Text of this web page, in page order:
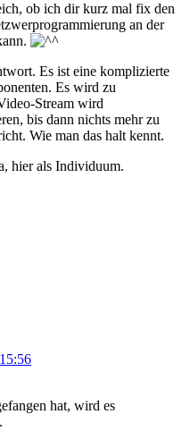
ob ich dir kurz mal fix den
an der
Es ist eine komplizierte
Es wird zu
Stream wird
bis dann nichts mehr zu
Wie man das halt kennt.
hier als Individuum.
hat, wird es